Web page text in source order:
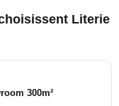
Literie
300m²